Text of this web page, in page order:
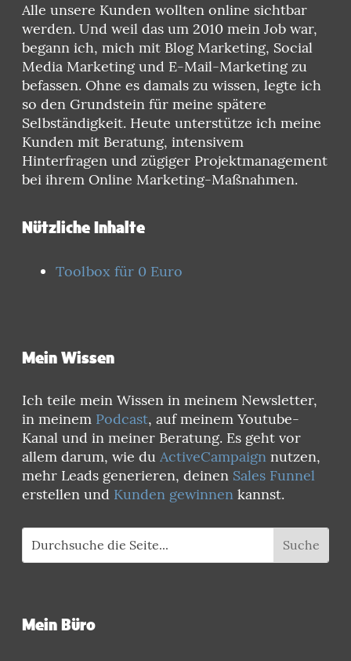
Alle unsere Kunden wollten online sichtbar
werden. Und weil das um 2010 mein Job war,
begann ich, mich mit Blog Marketing, Social
Media Marketing und E-Mail-Marketing zu
befassen. Ohne es damals zu wissen, legte ich
so den Grundstein für meine spätere
Selbständigkeit. Heute unterstütze ich meine
Kunden mit Beratung, intensivem
Hinterfragen und zügiger Projektmanagement
bei ihrem Online Marketing-Maßnahmen.
Nützliche Inhalte
Toolbox für 0 Euro
Mein Wissen
Ich teile mein Wissen in meinem Newsletter,
in meinem Podcast, auf meinem Youtube-
Kanal und in meiner Beratung. Es geht vor
allem darum, wie du ActiveCampaign nutzen,
mehr Leads generieren, deinen Sales Funnel
erstellen und Kunden gewinnen kannst.
Mein Büro